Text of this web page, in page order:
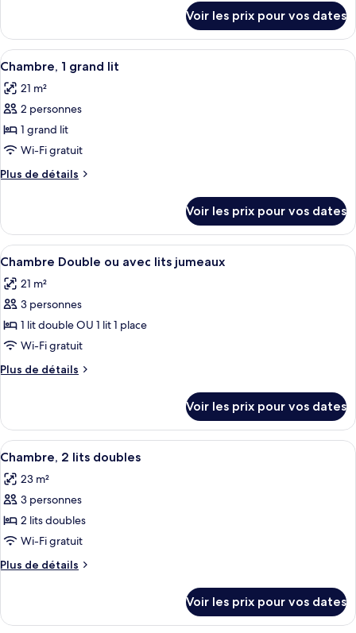
Chambre,
lit
double
le
type
de
Chambre,
double
Voir les prix pour vos dates
Afficher
toutes
les
photos
pour
ce
type
de
Chambre,
grand
lit
Une chambre d’hôtel avec un
7
Chambre, 1 grand lit
21 m²
2 personnes
1 grand lit
Wi-Fi gratuit
Plus de détails
Plus
le
type
de
Chambre,
lit
Voir les prix pour vos dates
Afficher
toutes
les
photos
pour
ce
type
de
Chambre
Double
ou
avec
lits
jumeaux
Une chambre d’hôtel avec un
10
Chambre Double ou avec lits jumeaux
21 m²
3 personnes
1 lit double OU 1 lit 1 place
Wi-Fi gratuit
Plus de détails
Plus
le
type
de
Chambre
Double
avec
lits
Voir les prix pour vos dates
Afficher
toutes
les
photos
pour
ce
type
de
Chambre,
Une chambre d’hôtel avec deux
7
Chambre, 2 lits doubles
23 m²
3 personnes
2 lits doubles
Wi-Fi gratuit
Plus de détails
Plus
le
Voir les prix pour vos dates